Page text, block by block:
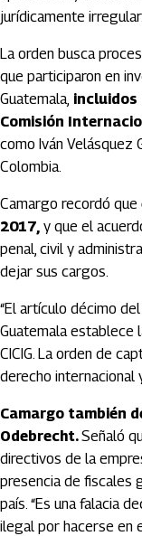
jurídicamente irregular.
La orden busca
que participaron en
Guatemala, incluidos
Comisión
como Iván Velásquez
Colombia.
Camargo recordó que
2017, y que el
penal, civil y
dejar sus cargos.
“El artículo décimo
Guatemala establece
CICIG. La orden de
derecho internacional
Camargo también
Odebrecht.Señaló
directivos de la
presencia de fiscales
país. “Es una falacia
ilegal por hacerse en